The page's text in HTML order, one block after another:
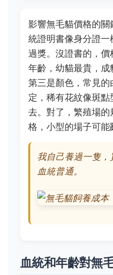
影響無毛貓價格的關
統證明書像身分證
過獎。沒證書的，
年齡，幼貓最貴，成
第三是顏色，常見
定，稀有花紋像斑
去。對了，繁殖場
格，小型的場子可能
我自己養過一隻，
血統普通。
血統和年齡對無